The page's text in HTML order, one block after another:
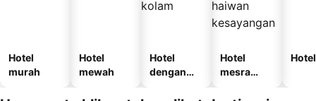
Hotel
murah
Hotel
mewah
Hotel
dengan
Hotel
mesra